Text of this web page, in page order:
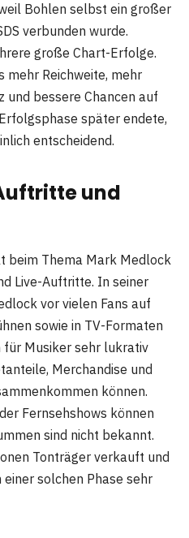
Bohlen selbst ein großer
verbunden wurde.
große Chart-Erfolge.
mehr Reichweite, mehr
und bessere Chancen auf
später endete,
entscheidend.
und
beim Thema Mark Medlock
Live-Auftritte. In seiner
vor vielen Fans auf
sowie in TV-Formaten
für Musiker sehr lukrativ
Merchandise und
können.
Fernsehshows können
sind nicht bekannt.
Tonträger verkauft und
solchen Phase sehr